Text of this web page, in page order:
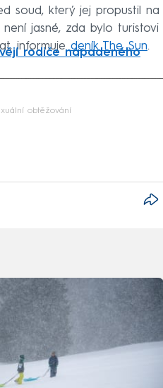
soud, který jej propustil na
jasné, zda bylo turistovi
informuje deník The Sun.
rodiče napadeného
obtěžování